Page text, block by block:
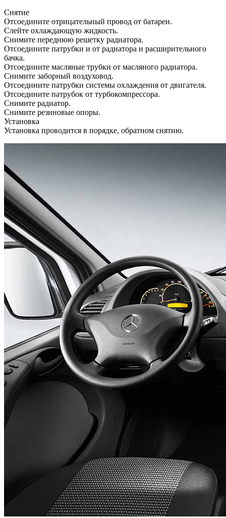
Снятие
Отсоедините отрицательный провод от батареи.
Слейте охлаждающую жидкость.
Снимите переднюю решетку радиатора.
Отсоедините патрубки и от радиатора и расширительного
бачка.
Отсоедините масляные трубки от масляного радиатора.
Снимите заборный воздуховод.
Отсоедините патрубки системы охлаждения от двигателя.
Отсоедините патрубок от турбокомпрессора.
Снимите радиатор.
Снимите резиновые опоры.
Установка
Установка проводится в порядке, обратном снятию.